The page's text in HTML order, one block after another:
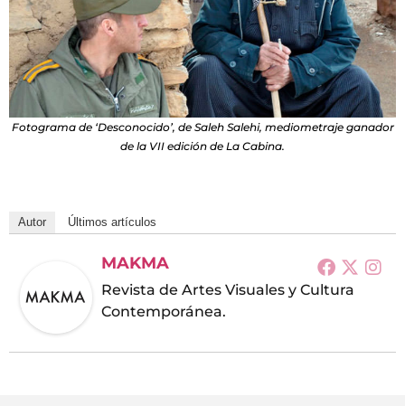
Fotograma de ‘Desconocido’, de Saleh Salehi, mediometraje ganador
de la VII edición de La Cabina.
Autor Últimos artículos
MAKMA
Revista de Artes Visuales y Cultura
Contemporánea.